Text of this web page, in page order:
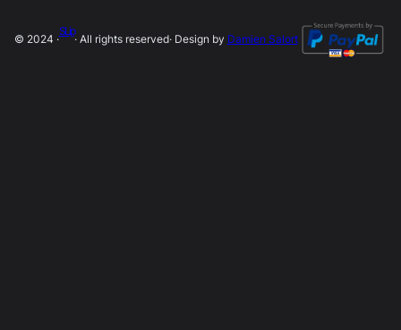
© 2024 ·
SLip
· All rights reserved· Design by Damien Salort